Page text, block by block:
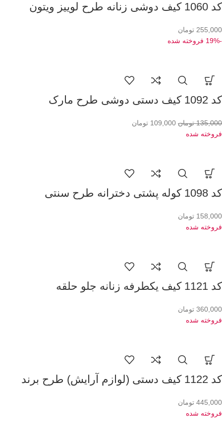
کد 1060 کیف دوشی زنانه طرح لوییز ویتون
255,000 تومان
-19%
فروخته شده
کد 1092 کیف دستی دوشی طرح مارک
135,000 تومان 109,000 تومان
فروخته شده
کد 1098 کوله پشتی دخترانه طرح سنتی
158,000 تومان
فروخته شده
کد 1121 کیف یکطرفه زنانه جلو حلقه
360,000 تومان
فروخته شده
کد 1122 کیف دستی (لوازم آرایش) طرح برند
445,000 تومان
فروخته شده